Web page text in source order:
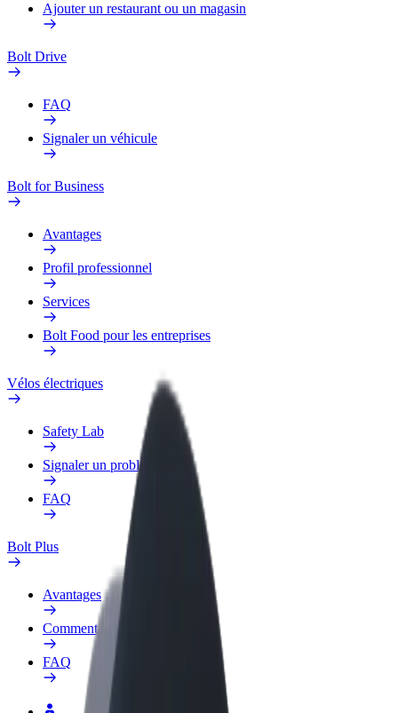
Ajouter un restaurant ou un magasin
Bolt Drive
FAQ
Signaler un véhicule
Bolt for Business
Avantages
Profil professionnel
Services
Bolt Food pour les entreprises
Vélos électriques
Safety Lab
Signaler un problème
FAQ
Bolt Plus
Avantages
Comment s'inscrire
FAQ